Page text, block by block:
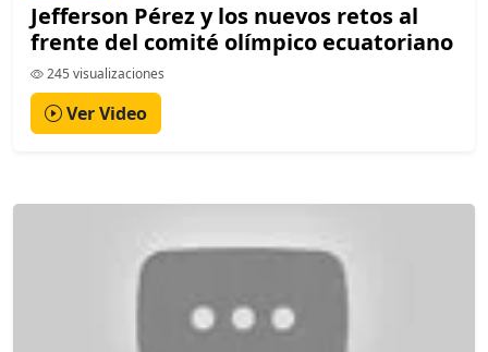
Jefferson Pérez y los nuevos retos al
frente del comité olímpico ecuatoriano
245 visualizaciones
Ver Video